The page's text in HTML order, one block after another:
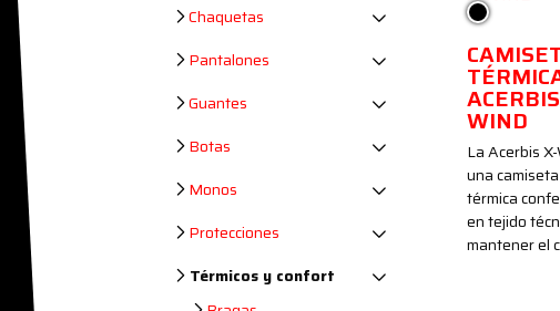
Chaquetas
Pantalones
Guantes
Botas
Monos
Protecciones
Térmicos y confort
Negro
WIND
La Acerbis
una camiseta
térmica
en tejido
mantener el